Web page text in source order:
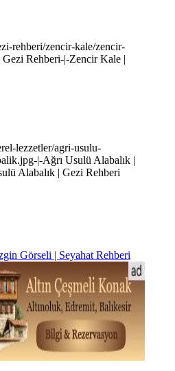
rehberi/zencir-kale/zencir-
Rehberi-|-Zencir Kale |
lezzetler/agri-usulu-
|-Ağrı Usulü Alabalık |
Alabalık | Gezi Rehberi